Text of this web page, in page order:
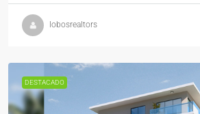
lobosrealtors
DESTACADO